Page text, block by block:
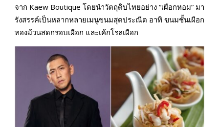
จาก Kaew Boutique โดยนำวัตถุดิบไทยอย่าง “เผือกหอม” มา
รังสรรค์เป็นหลากหลายเมนูขนมสุดประณีต อาทิ ขนมชั้นเผือก
ทองม้วนสดกรอบเผือก และเค้กโรลเผือก